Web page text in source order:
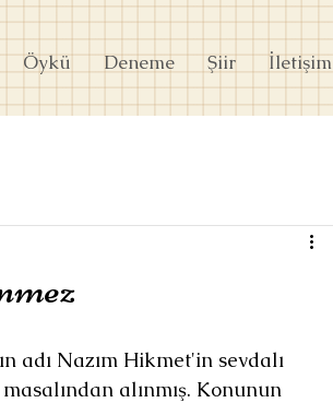
Öykü Deneme Şiir İletişim
adı Nazım Hikmet'in sevdalı
alınmış. Konunun